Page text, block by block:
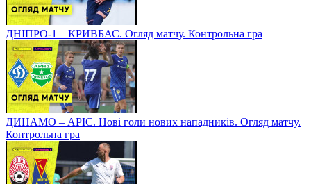
ДНІПРО-1 – КРИВБАС. Огляд матчу. Контрольна гра
ДИНАМО – АРІС. Нові голи нових нападників. Огляд матчу.
Контрольна гра